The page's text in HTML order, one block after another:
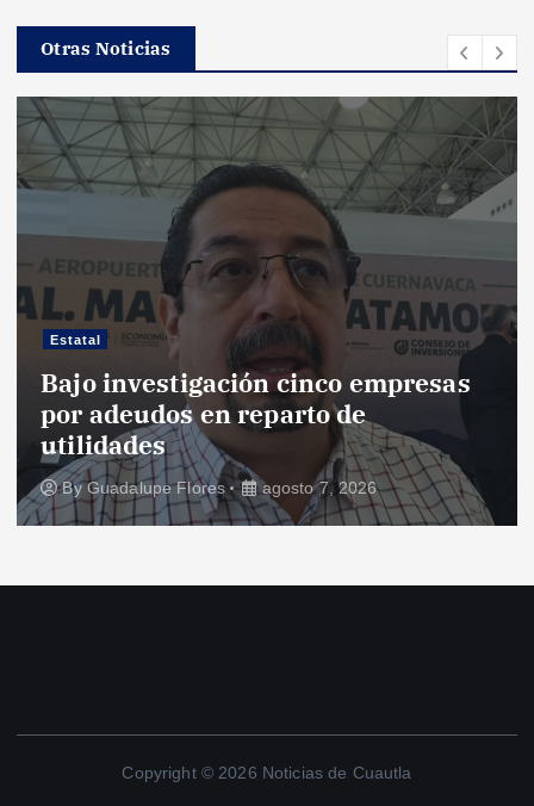
Otras Noticias
Estatal
Bajo investigación cinco empresas
por adeudos en reparto de
utilidades
ByGuadalupe Flores agosto 7, 2026
Copyright © 2026 Noticias de Cuautla